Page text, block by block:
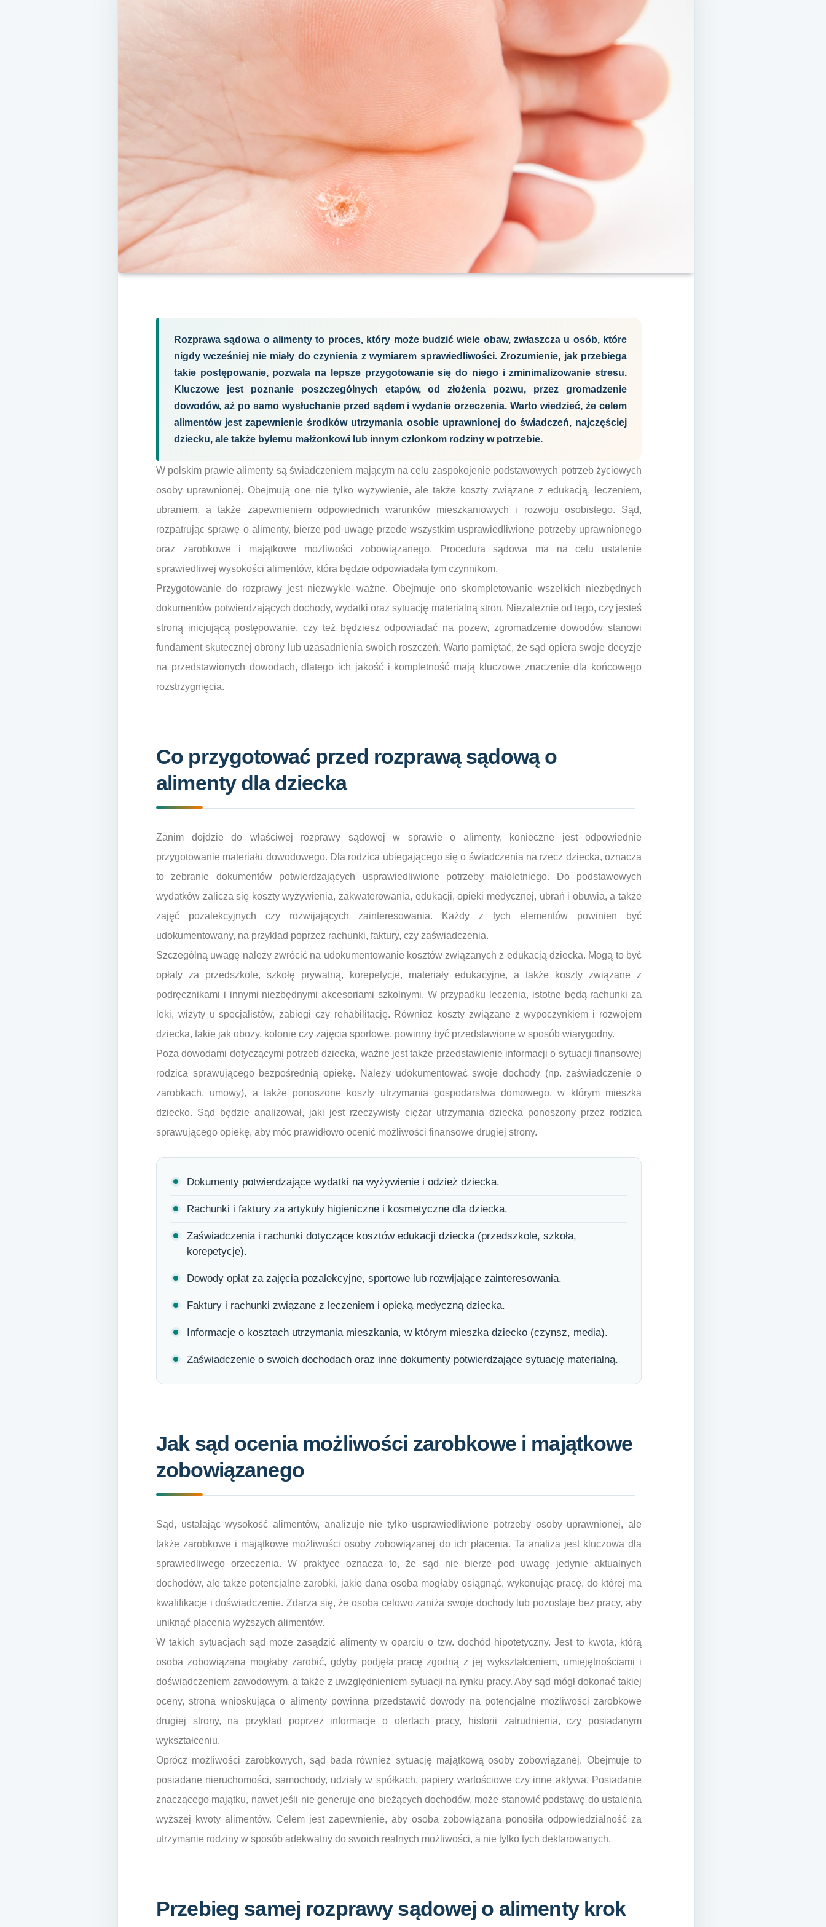
Rozprawa sądowa o alimenty to proces, który może budzić wiele obaw, zwłaszcza u osób, które
nigdy wcześniej nie miały do czynienia z wymiarem sprawiedliwości. Zrozumienie, jak przebiega
takie postępowanie, pozwala na lepsze przygotowanie się do niego i zminimalizowanie stresu.
Kluczowe jest poznanie poszczególnych etapów, od złożenia pozwu, przez gromadzenie
dowodów, aż po samo wysłuchanie przed sądem i wydanie orzeczenia. Warto wiedzieć, że celem
alimentów jest zapewnienie środków utrzymania osobie uprawnionej do świadczeń, najczęściej
dziecku, ale także byłemu małżonkowi lub innym członkom rodziny w potrzebie.
W polskim prawie alimenty są świadczeniem mającym na celu zaspokojenie podstawowych potrzeb życiowych
osoby uprawnionej. Obejmują one nie tylko wyżywienie, ale także koszty związane z edukacją, leczeniem,
ubraniem, a także zapewnieniem odpowiednich warunków mieszkaniowych i rozwoju osobistego. Sąd,
rozpatrując sprawę o alimenty, bierze pod uwagę przede wszystkim usprawiedliwione potrzeby uprawnionego
oraz zarobkowe i majątkowe możliwości zobowiązanego. Procedura sądowa ma na celu ustalenie
sprawiedliwej wysokości alimentów, która będzie odpowiadała tym czynnikom.
Przygotowanie do rozprawy jest niezwykle ważne. Obejmuje ono skompletowanie wszelkich niezbędnych
dokumentów potwierdzających dochody, wydatki oraz sytuację materialną stron. Niezależnie od tego, czy jesteś
stroną inicjującą postępowanie, czy też będziesz odpowiadać na pozew, zgromadzenie dowodów stanowi
fundament skutecznej obrony lub uzasadnienia swoich roszczeń. Warto pamiętać, że sąd opiera swoje decyzje
na przedstawionych dowodach, dlatego ich jakość i kompletność mają kluczowe znaczenie dla końcowego
rozstrzygnięcia.
Co przygotować przed rozprawą sądową o
alimenty dla dziecka
Zanim dojdzie do właściwej rozprawy sądowej w sprawie o alimenty, konieczne jest odpowiednie
przygotowanie materiału dowodowego. Dla rodzica ubiegającego się o świadczenia na rzecz dziecka, oznacza
to zebranie dokumentów potwierdzających usprawiedliwione potrzeby małoletniego. Do podstawowych
wydatków zalicza się koszty wyżywienia, zakwaterowania, edukacji, opieki medycznej, ubrań i obuwia, a także
zajęć pozalekcyjnych czy rozwijających zainteresowania. Każdy z tych elementów powinien być
udokumentowany, na przykład poprzez rachunki, faktury, czy zaświadczenia.
Szczególną uwagę należy zwrócić na udokumentowanie kosztów związanych z edukacją dziecka. Mogą to być
opłaty za przedszkole, szkołę prywatną, korepetycje, materiały edukacyjne, a także koszty związane z
podręcznikami i innymi niezbędnymi akcesoriami szkolnymi. W przypadku leczenia, istotne będą rachunki za
leki, wizyty u specjalistów, zabiegi czy rehabilitację. Również koszty związane z wypoczynkiem i rozwojem
dziecka, takie jak obozy, kolonie czy zajęcia sportowe, powinny być przedstawione w sposób wiarygodny.
Poza dowodami dotyczącymi potrzeb dziecka, ważne jest także przedstawienie informacji o sytuacji finansowej
rodzica sprawującego bezpośrednią opiekę. Należy udokumentować swoje dochody (np. zaświadczenie o
zarobkach, umowy), a także ponoszone koszty utrzymania gospodarstwa domowego, w którym mieszka
dziecko. Sąd będzie analizował, jaki jest rzeczywisty ciężar utrzymania dziecka ponoszony przez rodzica
sprawującego opiekę, aby móc prawidłowo ocenić możliwości finansowe drugiej strony.
Dokumenty potwierdzające wydatki na wyżywienie i odzież dziecka.
Rachunki i faktury za artykuły higieniczne i kosmetyczne dla dziecka.
Zaświadczenia i rachunki dotyczące kosztów edukacji dziecka (przedszkole, szkoła,
korepetycje).
Dowody opłat za zajęcia pozalekcyjne, sportowe lub rozwijające zainteresowania.
Faktury i rachunki związane z leczeniem i opieką medyczną dziecka.
Informacje o kosztach utrzymania mieszkania, w którym mieszka dziecko (czynsz, media).
Zaświadczenie o swoich dochodach oraz inne dokumenty potwierdzające sytuację materialną.
Jak sąd ocenia możliwości zarobkowe i majątkowe
zobowiązanego
Sąd, ustalając wysokość alimentów, analizuje nie tylko usprawiedliwione potrzeby osoby uprawnionej, ale
także zarobkowe i majątkowe możliwości osoby zobowiązanej do ich płacenia. Ta analiza jest kluczowa dla
sprawiedliwego orzeczenia. W praktyce oznacza to, że sąd nie bierze pod uwagę jedynie aktualnych
dochodów, ale także potencjalne zarobki, jakie dana osoba mogłaby osiągnąć, wykonując pracę, do której ma
kwalifikacje i doświadczenie. Zdarza się, że osoba celowo zaniża swoje dochody lub pozostaje bez pracy, aby
uniknąć płacenia wyższych alimentów.
W takich sytuacjach sąd może zasądzić alimenty w oparciu o tzw. dochód hipotetyczny. Jest to kwota, którą
osoba zobowiązana mogłaby zarobić, gdyby podjęła pracę zgodną z jej wykształceniem, umiejętnościami i
doświadczeniem zawodowym, a także z uwzględnieniem sytuacji na rynku pracy. Aby sąd mógł dokonać takiej
oceny, strona wnioskująca o alimenty powinna przedstawić dowody na potencjalne możliwości zarobkowe
drugiej strony, na przykład poprzez informacje o ofertach pracy, historii zatrudnienia, czy posiadanym
wykształceniu.
Oprócz możliwości zarobkowych, sąd bada również sytuację majątkową osoby zobowiązanej. Obejmuje to
posiadane nieruchomości, samochody, udziały w spółkach, papiery wartościowe czy inne aktywa. Posiadanie
znaczącego majątku, nawet jeśli nie generuje ono bieżących dochodów, może stanowić podstawę do ustalenia
wyższej kwoty alimentów. Celem jest zapewnienie, aby osoba zobowiązana ponosiła odpowiedzialność za
utrzymanie rodziny w sposób adekwatny do swoich realnych możliwości, a nie tylko tych deklarowanych.
Przebieg samej rozprawy sądowej o alimenty krok